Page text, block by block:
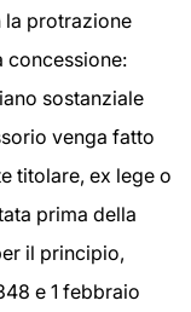
la protrazione
sostanziale
venga fatto
titolare, ex lege o
prima della
il principio,
e 1 febbraio